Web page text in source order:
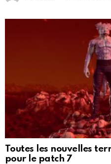
Toutes les nouvelles
pour le patch 7